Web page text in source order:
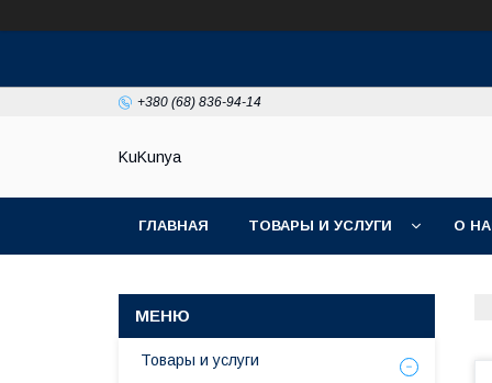
+380 (68) 836-94-14
KuKunya
ГЛАВНАЯ ТОВАРЫ И УСЛУГИ О
Товары и услуги